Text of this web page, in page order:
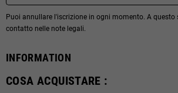
Puoi annullare l'iscrizione in ogni momento. A questo
contatto nelle note legali.
INFORMATION
COSA ACQUISTARE :